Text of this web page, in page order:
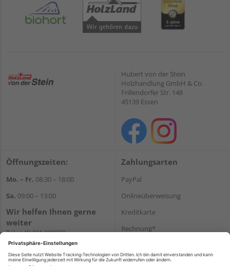
Hubert von der Stein
Holzhandlung GmbH & Co.
Frillendorfer Str. 148
45139 Essen
Öffnungszeiten:
Mo. – Fr. 08:30 – 18:00
Sa. 09:00 – 13:00
Wir helfen Ihnen gerne
weiter
Tel.:+49 201 898020
E-Mail:shop@vonderstein.de
Zahlungsarten
PayPal
Onlineüberweisung
Kreditkarte
Rechnung*
Versand